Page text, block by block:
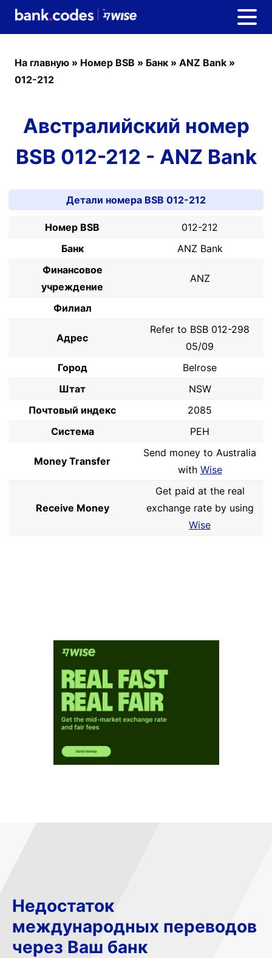
На главную » Номер BSB » Банк » ANZ Bank »
012-212
Австралийский номер
BSB 012-212 - ANZ Bank
Детали номера BSB 012-212
Номер BSB
012-212
Банк
ANZ Bank
Финансовое
учреждение
ANZ
Филиал
Адрес
Refer to BSB 012-298
05/09
Город
Belrose
Штат
NSW
Почтовый индекс
2085
Система
PEH
Money Transfer
Send money to Australia
with Wise
Receive Money
Get paid at the real
exchange rate by using
Wise
Недостаток
международных переводов
через Ваш банк